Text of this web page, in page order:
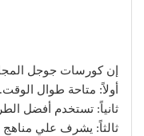
إن كورسات جوجل
أولاً: متاحة طوال الوقت.
ثانياً: تستخدم أفضل
ثالثاً: يشرف علي